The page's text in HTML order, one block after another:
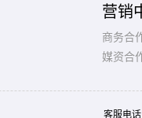
营销
商务合
媒资合
客服电